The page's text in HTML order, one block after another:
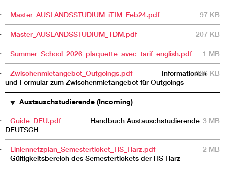
Master_AUSLANDSSTUDIUM_iTIM_Feb24.pdf 97 KB
Master_AUSLANDSSTUDIUM_TDM.pdf 207 KB
Summer_School_2026_plaquette_avec_tarif_english.pdf 1 MB
Zwischenmietangebot_Outgoings.pdf
Informationen
und Formular zum Zwischenmietangebot für Outgoings
396 KB
Austauschstudierende (Incoming)
Guide_DEU.pdf
Handbuch Austauschstudierende
DEUTSCH
3 MB
Liniennetzplan_Semesterticket_HS_Harz.pdf
Gültigkeitsbereich des Semestertickets der HS Harz
2 MB